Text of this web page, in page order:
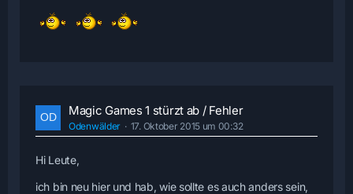
Magic Games 1 stürzt ab / Fehler
Odenwälder 17. Oktober 2015 um 00:32
Hi Leute,
ich bin neu hier und hab, wie sollte es auch anders sein,